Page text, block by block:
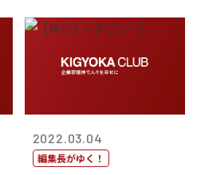
2022.03.04
編集長がゆく！